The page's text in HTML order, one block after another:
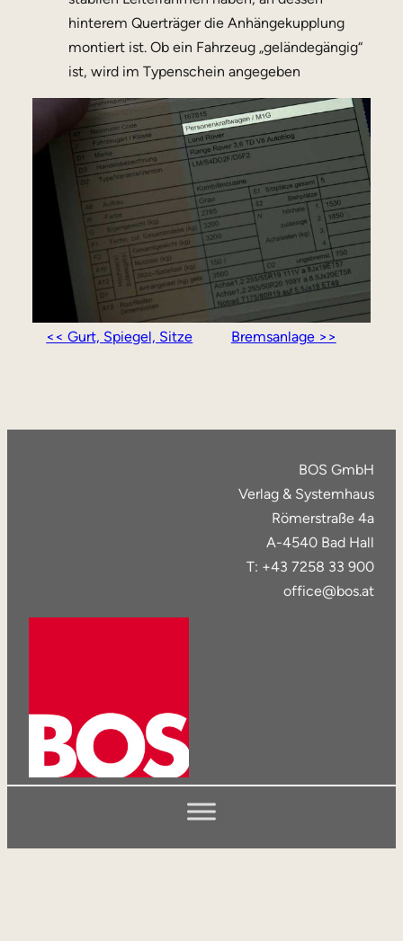
hinterem Querträger die Anhängekupplung
montiert ist. Ob ein Fahrzeug „geländegängig“
ist, wird im Typenschein angegeben
<< Gurt, Spiegel, Sitze Bremsanlage >>
BOS GmbH
Verlag & Systemhaus
Römerstraße 4a
A-4540 Bad Hall
T: +43 7258 33 900
office@bos.at